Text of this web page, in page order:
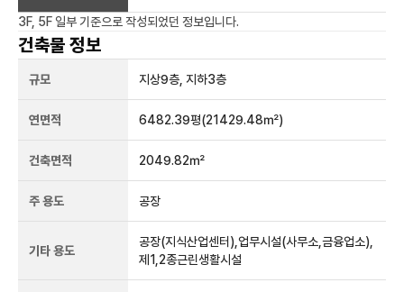
3F, 5F 일부 기준으로 작성되었던 정보입니다.
건축물 정보
규모 지상9층, 지하3층
연면적 6482.39평(21429.48㎡)
건축면적 2049.82㎡
주 용도 공장
기타 용도
공장(지식산업센터),업무시설(사무소,금융업소),
제1,2종근린생활시설